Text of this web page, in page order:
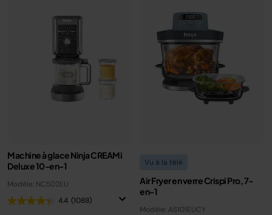
Machine à glace Ninja CREAMi
Deluxe 10-en-1
Modèle: NC502EU
4.4 (1088)
Vu à la télé
Air Fryer en verre Crispi Pro, 7-
en-1
Modèle: AS101EUCY